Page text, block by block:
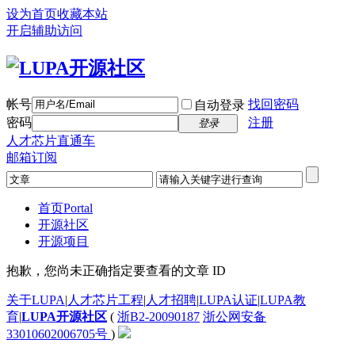
设为首页收藏本站
开启辅助访问
帐号 自动登录 找回密码
密码
登录
注册
人才芯片直通车
邮箱订阅
首页Portal
开源社区
开源项目
抱歉，您尚未正确指定要查看的文章 ID
关于LUPA| 人才芯片工程| 人才招聘|LUPA认证|LUPA教
育|LUPA开源社区 ( 浙B2-20090187 浙公网安备
33010602006705号 )